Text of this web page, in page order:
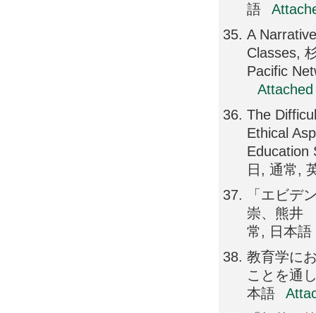
語
A
Classes,
Pacific
The
Ethical
Education
日, 通常,
「エビデ
崇、熊井
常, 日本語
教育学に
ことを通
本語